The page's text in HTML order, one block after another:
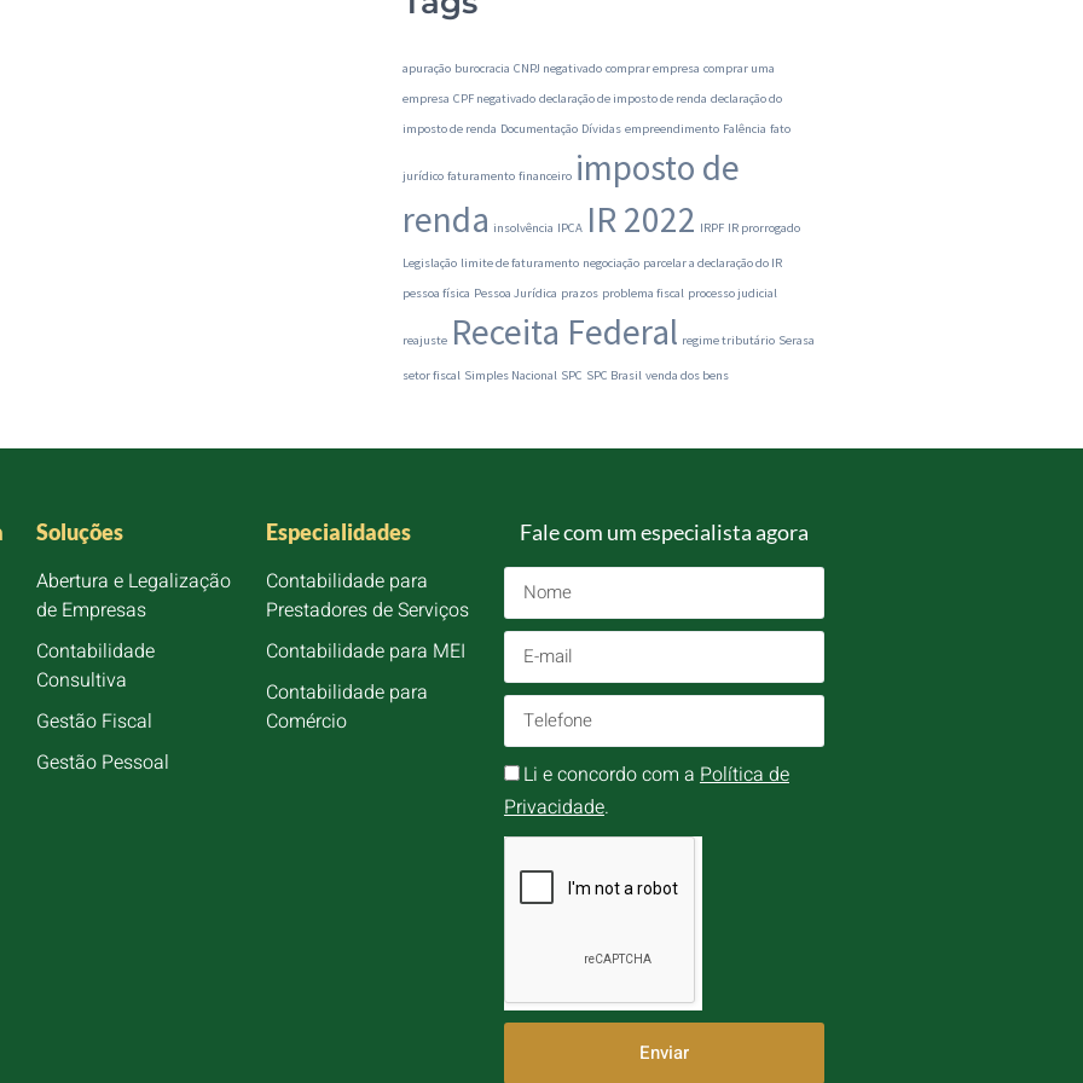
apuração burocracia CNPJ negativado comprar empresa comprar uma
empresa CPF negativado declaração de imposto de renda declaração do
imposto de renda Documentação Dívidas empreendimento Falência fato
jurídico faturamento financeiro imposto de
renda insolvência IPCA IR 2022 IRPF IR prorrogado
Legislação limite de faturamento negociação parcelar a declaração do IR
pessoa física Pessoa Jurídica prazos problema fiscal processo judicial
reajuste Receita Federal regime tributário Serasa
setor fiscal Simples Nacional SPC SPC Brasil venda dos bens
Soluções
Abertura e Legalização
de Empresas
Contabilidade
Consultiva
Gestão Fiscal
Gestão Pessoal
Especialidades
Contabilidade para
Prestadores de Serviços
Contabilidade para MEI
Contabilidade para
Comércio
Fale com um especialista agora
Li e concordo com a Política de
Privacidade.
Enviar